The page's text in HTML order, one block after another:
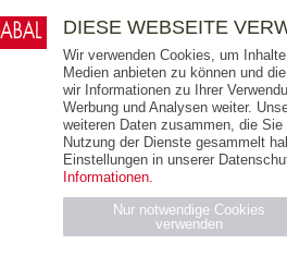
AUSGABEART
E-BOOKS AUDIO-CDS MP3
THEMEN
RIGHTS
DIESE WEBSEITE
Wir verwenden Cookies, um
Medien anbieten zu können und
wir Informationen zu Ihrer
Werbung und Analysen weiter.
weiteren Daten zusammen, die
Nutzung der Dienste gesammelt
Einstellungen in unserer
Informationen.
Nur notwendige Cookies
verwenden